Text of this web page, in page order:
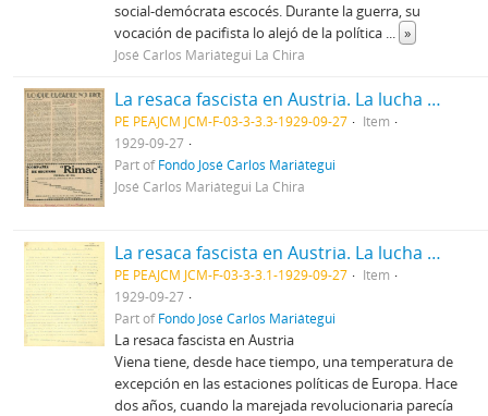
social-demócrata escocés. Durante la guerra, su
vocación de pacifista lo alejó de la política ... »
José Carlos Mariátegui La Chira
La resaca fascista en Austria. La lucha eleccionaria en México [Recorte de prensa]
PE PEAJCM JCM-F-03-3-3.3-1929-09-27
Item
1929-09-27
Part ofFondo José Carlos Mariátegui
José Carlos Mariátegui La Chira
La resaca fascista en Austria. La lucha eleccionaria en México.
PE PEAJCM JCM-F-03-3-3.1-1929-09-27
Item
1929-09-27
Part ofFondo José Carlos Mariátegui
La resaca fascista en Austria
Viena tiene, desde hace tiempo, una temperatura de
excepción en las estaciones políticas de Europa. Hace
dos años, cuando la marejada revolucionaria parecía